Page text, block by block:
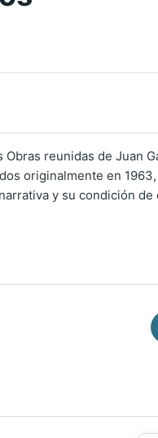
Obras reunidas de Juan
originalmente en
y su condición